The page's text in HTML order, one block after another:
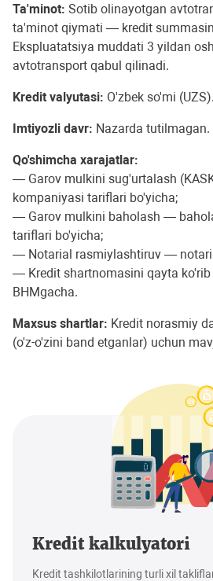
Ta'minot: Sotib olinayotgan
ta'minot qiymati — kredit
Ekspluatatsiya muddati 3 yildan
avtotransport qabul qilinadi.
Kredit valyutasi: O'zbek so'mi (UZS).
Imtiyozli davr: Nazarda tutilmagan.
Qo'shimcha xarajatlar:
— Garov mulkini sug'urtalash
kompaniyasi tariflari bo'yicha;
— Garov mulkini baholash —
tariflari bo'yicha;
— Notarial rasmiylashtiruv —
— Kredit shartnomasini qayta
BHMgacha.
Maxsus shartlar: Kredit norasmiy
(o'z-o'zini band etganlar) uchun
Kredit kalkulyatori
Kredit tashkilotlarining turli xil